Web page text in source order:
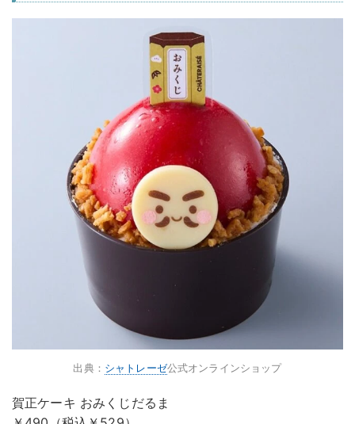
出典： シャトレーゼ公式オンラインショップ
賀正ケーキ おみくじだるま